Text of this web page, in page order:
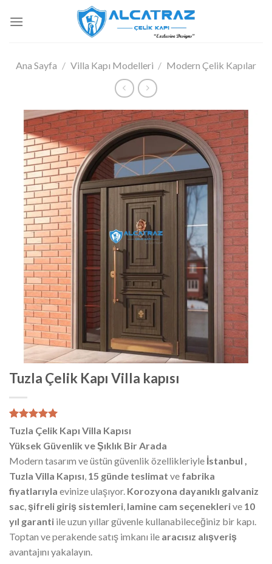
atla
Ana Sayfa / Villa Kapı Modelleri / Modern Çelik Kapılar
Tuzla Çelik Kapı Villa kapısı
2
müşteri
puanına
dayanarak
5 üzerinden
5.00puan
aldı
Tuzla Çelik Kapı Villa Kapısı
Yüksek Güvenlik ve Şıklık Bir Arada
Modern tasarım ve üstün güvenlik özellikleriyle İstanbul ,
Tuzla Villa Kapısı, 15 günde teslimat ve fabrika
fiyatlarıyla evinize ulaşıyor. Korozyona dayanıklı galvaniz
sac,şifreli giriş sistemleri, lamine cam seçeneklerive 10
yıl garanti ile uzun yıllar güvenle kullanabileceğiniz bir kapı.
Toptan ve perakende satış imkanı ile aracısız alışveriş
avantajını yakalayın.